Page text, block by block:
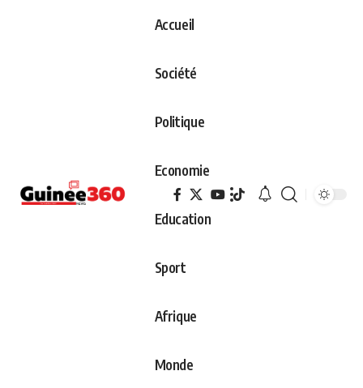
Accueil
Société
Politique
Economie
Education
Sport
Afrique
Monde